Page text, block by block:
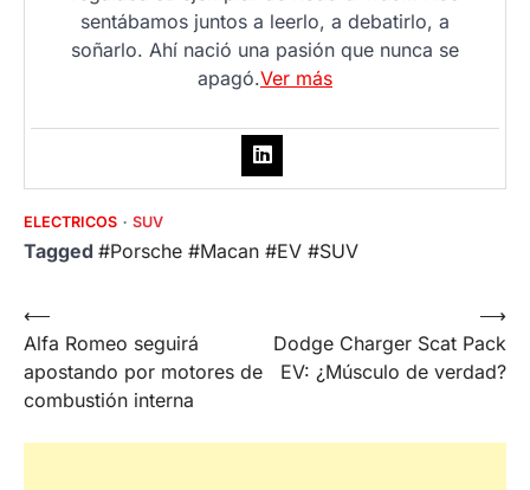
sentábamos juntos a leerlo, a debatirlo, a
soñarlo. Ahí nació una pasión que nunca se
apagó.Ver más
ELECTRICOS SUV
Tagged #Porsche #Macan #EV #SUV
Post
navigation
⟵
Alfa Romeo seguirá
apostando por motores de
combustión interna
Dodge Charger Scat Pack
EV: ¿Músculo de verdad?
⟶